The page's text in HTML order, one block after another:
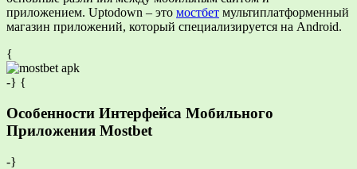
приложением. Uptodown – это мостбет мультиплатформенный
магазин приложений, который специализируется на Android.
{
-} {
Особенности Интерфейса Мобильного
Приложения Mostbet
-}